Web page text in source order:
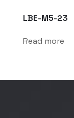
LBE-M5-23
Read more